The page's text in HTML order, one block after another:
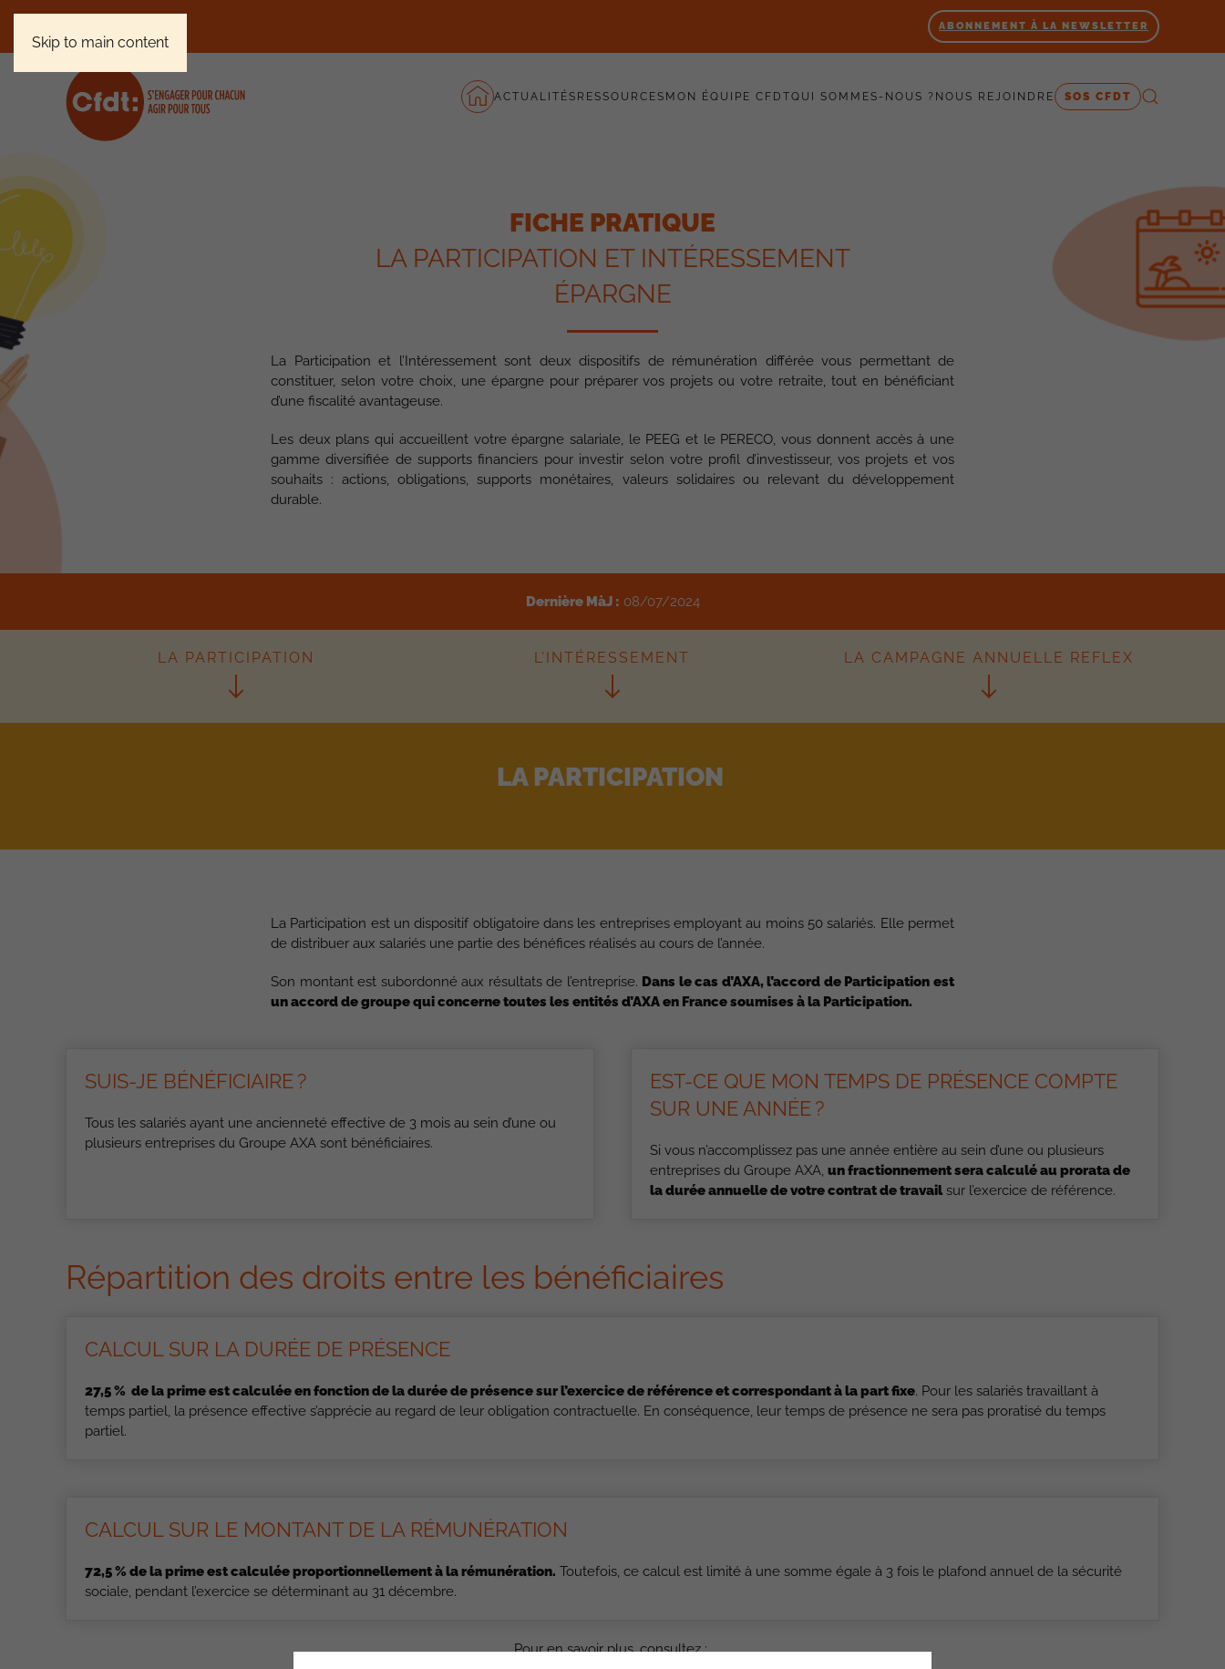
Skip to main content
ABONNEMENT À LA NEWSLETTER
ACTUALITÉS RESSOURCES MON ÉQUIPE CFDTQUI SOMMES-NOUS ? NOUS REJOINDRE SOS CFDT
FICHE PRATIQUE
LA PARTICIPATION ET INTÉRESSEMENT
ÉPARGNE
La Participation et l’Intéressement sont deux dispositifs de rémunération différée vous permettant de
constituer, selon votre choix, une épargne pour préparer vos projets ou votre retraite, tout en bénéficiant
d’une fiscalité avantageuse.
Les deux plans qui accueillent votre épargne salariale, le PEEG et le PERECO, vous donnent accès à une
gamme diversifiée de supports financiers pour investir selon votre profil d’investisseur, vos projets et vos
souhaits : actions, obligations, supports monétaires, valeurs solidaires ou relevant du développement
durable.
Dernière MàJ : 08/07/2024
LA PARTICIPATION L’INTÉRESSEMENT LA CAMPAGNE ANNUELLE REFLEX
LA PARTICIPATION
La Participation est un dispositif obligatoire dans les entreprises employant au moins 50 salariés. Elle permet
de distribuer aux salariés une partie des bénéfices réalisés au cours de l’année.
Son montant est subordonné aux résultats de l’entreprise. Dans le cas d’AXA, l’accord de Participation est
un accord de groupe qui concerne toutes les entités d’AXA en France soumises à la Participation.
SUIS-JE BÉNÉFICIAIRE ?
Tous les salariés ayant une ancienneté effective de 3 mois au sein d’une ou
plusieurs entreprises du Groupe AXA sont bénéficiaires.
EST-CE QUE MON TEMPS DE PRÉSENCE COMPTE
SUR UNE ANNÉE ?
Si vous n’accomplissez pas une année entière au sein d’une ou plusieurs
entreprises du Groupe AXA, un fractionnement sera calculé au prorata de
la durée annuelle de votre contrat de travail sur l’exercice de référence.
Répartition des droits entre les bénéficiaires
CALCUL SUR LA DURÉE DE PRÉSENCE
27,5 % de la prime est calculée en fonction de la durée de présence sur l’exercice de référence et correspondant à la part fixe. Pour les salariés travaillant à
temps partiel, la présence effective s’apprécie au regard de leur obligation contractuelle. En conséquence, leur temps de présence ne sera pas proratisé du temps
partiel.
CALCUL SUR LE MONTANT DE LA RÉMUNÉRATION
72,5 % de la prime est calculée proportionnellement à la rémunération. Toutefois, ce calcul est limité à une somme égale à 3 fois le plafond annuel de la sécurité
sociale, pendant l’exercice se déterminant au 31 décembre.
Pour en savoir plus, consultez :